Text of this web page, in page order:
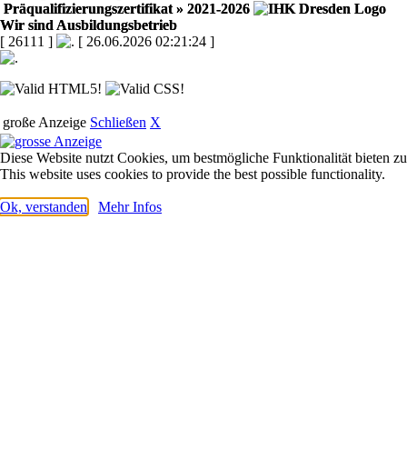
Präqualifizierungszertifikat » 2021-2026
Wir sind Ausbildungsbetrieb
[ 26111 ]
[ 26.06.2026 02:21:24 ]
große Anzeige Schließen X
Diese Website nutzt Cookies, um bestmögliche Funktionalität bieten
This website uses cookies to provide the best possible functionality.
Ok, verstanden Mehr Infos